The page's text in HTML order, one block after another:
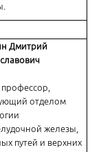
Дмитрий
отделом
железы,
путей и верхних